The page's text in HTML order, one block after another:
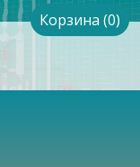
Корзина (0)